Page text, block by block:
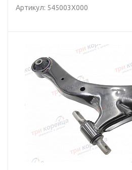
Артикул: 545003X000